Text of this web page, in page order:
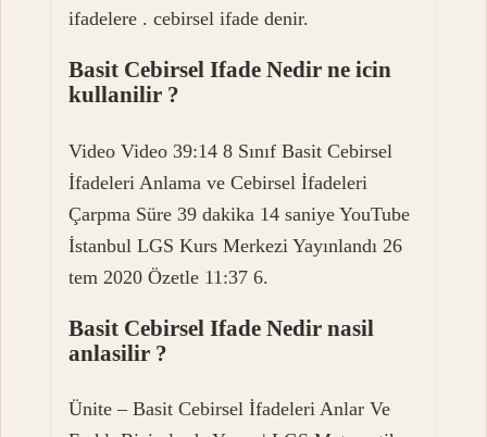
ifadelere . cebirsel ifade denir.
Basit Cebirsel Ifade Nedir ne icin
kullanilir ?
Video Video 39:14 8 Sınıf Basit Cebirsel
İfadeleri Anlama ve Cebirsel İfadeleri
Çarpma Süre 39 dakika 14 saniye YouTube
İstanbul LGS Kurs Merkezi Yayınlandı 26
tem 2020 Özetle 11:37 6.
Basit Cebirsel Ifade Nedir nasil
anlasilir ?
Ünite – Basit Cebirsel İfadeleri Anlar Ve